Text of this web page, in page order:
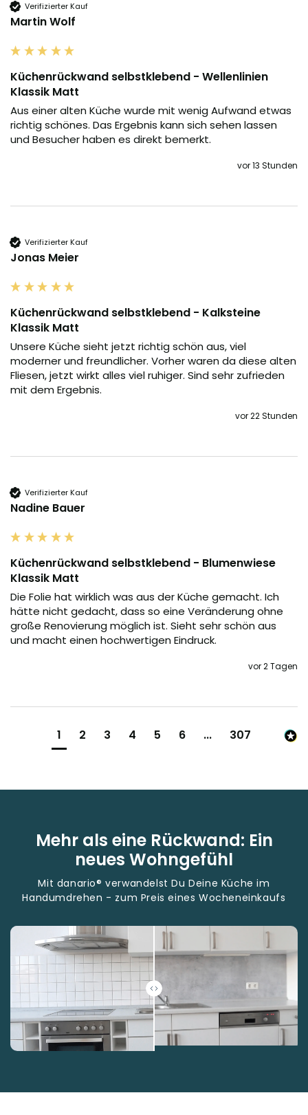
Verifizierter Kauf
Martin Wolf
Küchenrückwand selbstklebend - Wellenlinien
Klassik Matt
Aus einer alten Küche wurde mit wenig Aufwand etwas
richtig schönes. Das Ergebnis kann sich sehen lassen
und Besucher haben es direkt bemerkt.
vor 13 Stunden
Verifizierter Kauf
Jonas Meier
Küchenrückwand selbstklebend - Kalksteine
Klassik Matt
Unsere Küche sieht jetzt richtig schön aus, viel
moderner und freundlicher. Vorher waren da diese alten
Fliesen, jetzt wirkt alles viel ruhiger. Sind sehr zufrieden
mit dem Ergebnis.
vor 22 Stunden
Verifizierter Kauf
Nadine Bauer
Küchenrückwand selbstklebend - Blumenwiese
Klassik Matt
Die Folie hat wirklich was aus der Küche gemacht. Ich
hätte nicht gedacht, dass so eine Veränderung ohne
große Renovierung möglich ist. Sieht sehr schön aus
und macht einen hochwertigen Eindruck.
vor 2 Tagen
1 2 3 4 5 6 ... 307
Mehr als eine Rückwand: Ein
neues Wohngefühl
Mit danario® verwandelst Du Deine Küche im
Handumdrehen - zum Preis eines Wocheneinkaufs